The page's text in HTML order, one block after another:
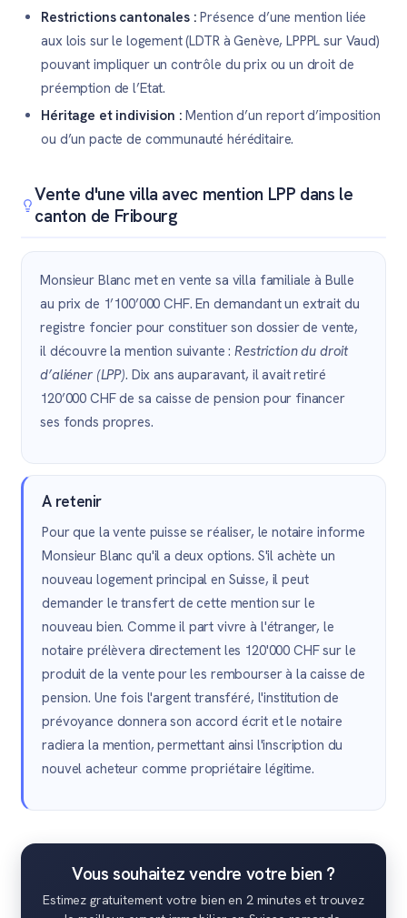
Restrictions cantonales : Présence d’une mention liée
aux lois sur le logement (LDTR à Genève, LPPPL sur Vaud)
pouvant impliquer un contrôle du prix ou un droit de
préemption de l’Etat.
Héritage et indivision : Mention d’un report d’imposition
ou d’un pacte de communauté héréditaire.
Vente d'une villa avec mention LPP dans le
canton de Fribourg
Monsieur Blanc met en vente sa villa familiale à Bulle
au prix de 1’100’000 CHF. En demandant un extrait du
registre foncier pour constituer son dossier de vente,
il découvre la mention suivante :Restriction du droit
d’aliéner (LPP). Dix ans auparavant, il avait retiré
120’000 CHF de sa caisse de pension pour financer
ses fonds propres.
A retenir
Pour que la vente puisse se réaliser, le notaire informe
Monsieur Blanc qu'il a deux options. S'il achète un
nouveau logement principal en Suisse, il peut
demander le transfert de cette mention sur le
nouveau bien. Comme il part vivre à l'étranger, le
notaire prélèvera directement les 120'000 CHF sur le
produit de la vente pour les rembourser à la caisse de
pension. Une fois l'argent transféré, l'institution de
prévoyance donnera son accord écrit et le notaire
radiera la mention, permettant ainsi l'inscription du
nouvel acheteur comme propriétaire légitime.
Vous souhaitez vendre votre bien ?
Estimez gratuitement votre bien en 2 minutes et trouvez